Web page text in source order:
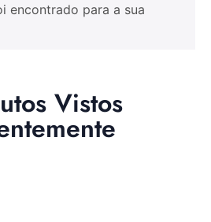
encontrado para a sua
Vistos